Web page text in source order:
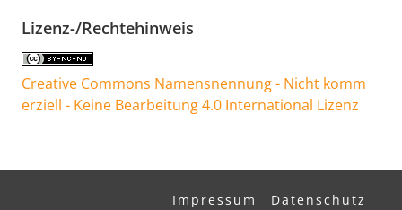
Lizenz-/Rechtehinweis
Creative Commons Namensnennung - Nicht komm
erziell - Keine Bearbeitung 4.0 International Lizenz
Impressum Datenschutz